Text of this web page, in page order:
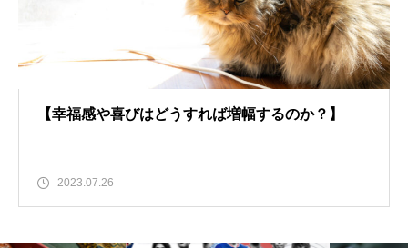
【幸福感や喜びはどうすれば増幅するのか？】
2023.07.26